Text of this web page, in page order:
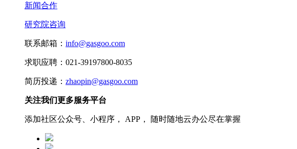
新闻合作
研究院咨询
联系邮箱： info@gasgoo.com
求职应聘：021-39197800-8035
简历投递： zhaopin@gasgoo.com
关注我们更多服务平台
添加社区公众号、小程序， APP， 随时随地云办公尽在掌握